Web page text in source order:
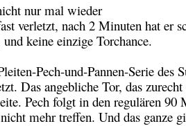
nur mal wieder
verletzt, nach 2 Minuten hat er
keine einzige Torchance.
Pech-und-Pannen-Serie des
Das angebliche Tor, das zurecht
Pech folgt in den regulären 90
mehr treffen. Und das ganze